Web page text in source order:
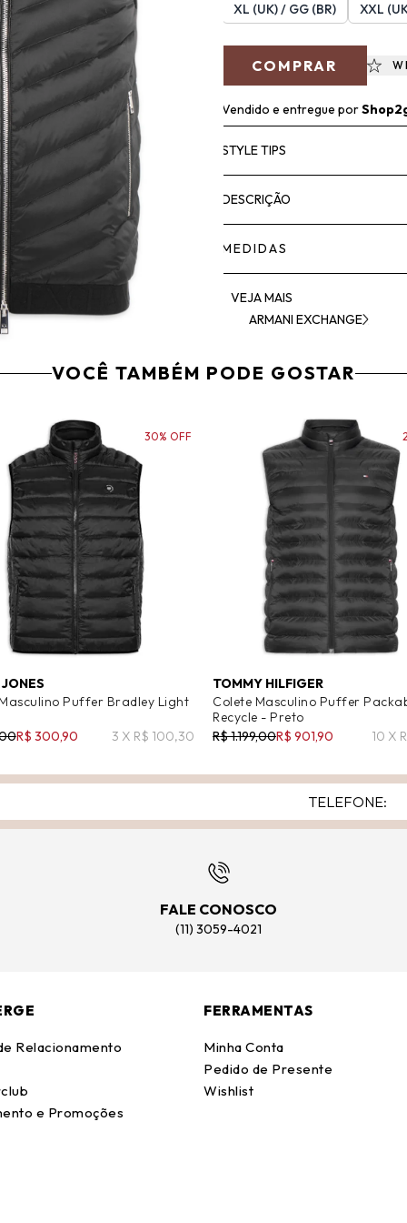
XL (UK) / GG (BR)
XXL
COMPRAR
Vendido e entregue por
STYLE TIPS
DESCRIÇÃO
MEDIDAS
VEJA MAIS
ARMANI EXCHANGE
VOCÊ TAMBÉM PODE GOSTAR
Puffer Bradley Light
R$ 300,90 3 X R$ 100,30
30% OFF
TOMMY HILFIGER
Colete Masculino Puffer
Recycle - Preto
R$ 1.199,00R$ 901,90 10 X
FALE CONOSCO
(11) 3059-4021
Relacionamento
e Promoções
FERRAMENTAS
Minha Conta
Pedido de Presente
Wishlist